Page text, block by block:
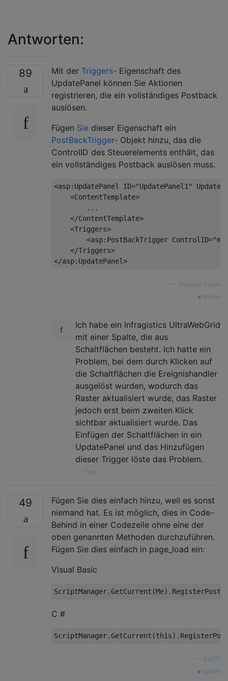
Antworten:
89 Mit der Triggers- Eigenschaft des
UpdatePanel können Sie Aktionen
registrieren, die ein vollständiges Postback
auslösen.
Fügen Sie dieser Eigenschaft ein
PostBackTrigger- Objekt hinzu, das die
ControlID des Steuerelements enthält, das
ein vollständiges Postback auslösen muss.
<asp:UpdatePanel ID="UpdatePanel1"
    <ContentTemplate>
        ...
    </ContentTemplate>
    <Triggers>
        <asp:PostBackTrigger ControlID=
    </Triggers>
Thibault Falise
quelle
Ich habe ein Infragistics UltraWebGrid
mit einer Spalte, die aus
Schaltflächen besteht. Ich hatte ein
Problem, bei dem durch Klicken auf
die Schaltflächen die Ereignishandler
ausgelöst wurden, wodurch das
Raster aktualisiert wurde, das Raster
jedoch erst beim zweiten Klick
sichtbar aktualisiert wurde. Das
Einfügen der Schaltflächen in ein
UpdatePanel und das Hinzufügen
dieser Trigger löste das Problem.
Tsilb
49
Fügen Sie dies einfach hinzu, weil es sonst
niemand hat. Es ist möglich, dies in Code-
Behind in einer Codezeile ohne eine der
oben genannten Methoden durchzuführen.
Fügen Sie dies einfach in page_load ein:
Visual Basic
C #
ScriptManager.GetCurrent(this
EvilDr
quelle